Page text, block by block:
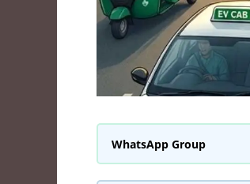
WhatsApp Group